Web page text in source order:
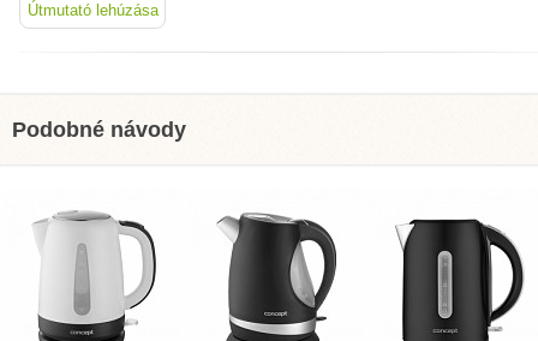
Útmutató lehúzása
Podobné návody